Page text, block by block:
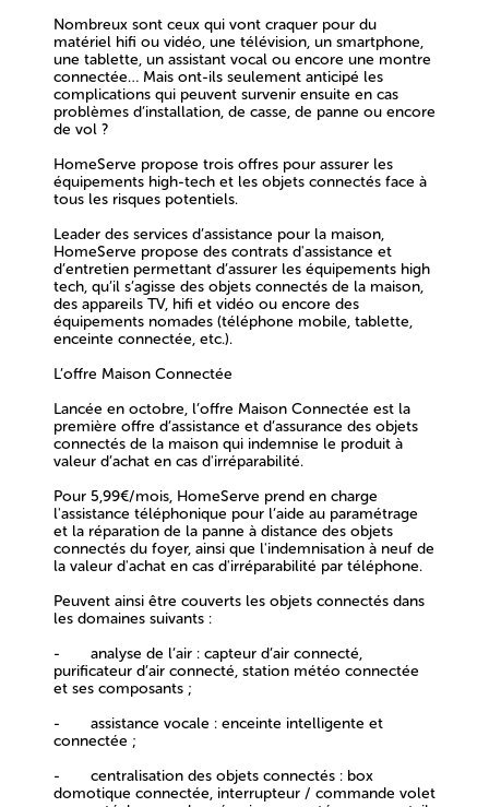
Nombreux sont ceux qui vont craquer pour du
matériel hifi ou vidéo, une télévision, un smartphone,
une tablette, un assistant vocal ou encore une montre
connectée… Mais ont-ils seulement anticipé les
complications qui peuvent survenir ensuite en cas
problèmes d’installation, de casse, de panne ou encore
de vol ?
HomeServe propose trois offres pour assurer les
équipements high-tech et les objets connectés face à
tous les risques potentiels.
Leader des services d’assistance pour la maison,
HomeServe propose des contrats d'assistance et
d’entretien permettant d’assurer les équipements high
tech, qu’il s’agisse des objets connectés de la maison,
des appareils TV, hifi et vidéo ou encore des
équipements nomades (téléphone mobile, tablette,
enceinte connectée, etc.).
L’offre Maison Connectée
Lancée en octobre, l’offre Maison Connectée est la
première offre d’assistance et d’assurance des objets
connectés de la maison qui indemnise le produit à
valeur d’achat en cas d'irréparabilité.
Pour 5,99€/mois, HomeServe prend en charge
l'assistance téléphonique pour l’aide au paramétrage
et la réparation de la panne à distance des objets
connectés du foyer, ainsi que l'indemnisation à neuf de
la valeur d'achat en cas d'irréparabilité par téléphone.
Peuvent ainsi être couverts les objets connectés dans
les domaines suivants :
- analyse de l’air : capteur d’air connecté,
purificateur d’air connecté, station météo connectée
et ses composants ;
- assistance vocale : enceinte intelligente et
connectée ;
- centralisation des objets connectés : box
domotique connectée, interrupteur / commande volet